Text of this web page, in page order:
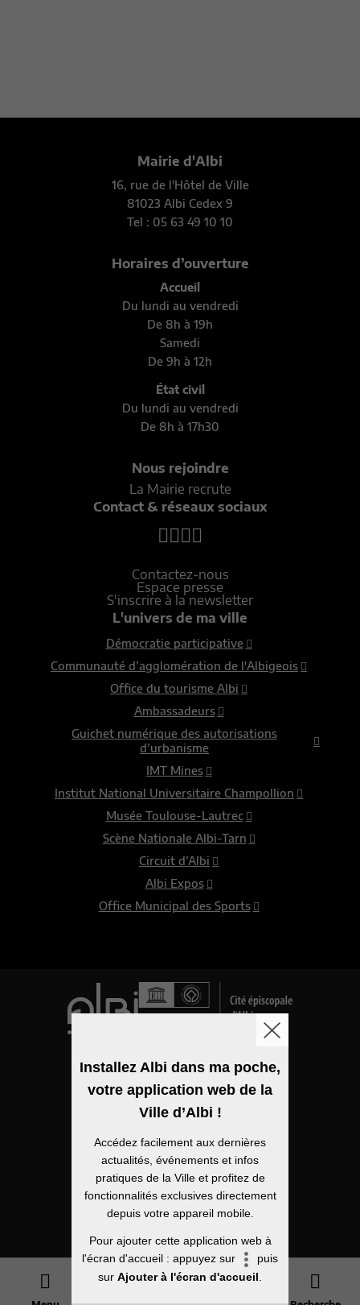
Mairie d'Albi
16, rue de l'Hôtel de Ville
81023 Albi Cedex 9
Tel : 05 63 49 10 10
Horaires d’ouverture
Accueil
Du lundi au vendredi
De 8h à 19h
Samedi
De 9h à 12h
État civil
Du lundi au vendredi
De 8h à 17h30
Nous rejoindre
La Mairie recrute
Contact & réseaux sociaux
Contactez-nous
Espace presse
S'inscrire à la newsletter
L'univers de ma ville
Démocratie participative
Communauté d’agglomération de l'Albigeois
Office du tourisme Albi
Ambassadeurs
Guichet numérique des autorisations
d’urbanisme
IMT Mines
Institut National Universitaire Champollion
Musée Toulouse-Lautrec
Scène Nationale Albi-Tarn
Circuit d’Albi
Albi Expos
Office Municipal des Sports
Mentions légales
Politique de confidentialité
Plan du site
Installez Albi dans ma poche,
votre application web de la
Ville d’Albi !
Accédez facilement aux dernières
actualités, événements et infos
pratiques de la Ville et profitez de
fonctionnalités exclusives directement
depuis votre appareil mobile.
Pour ajouter cette application web à
l'écran d'accueil : appuyez sur
puis
sur Ajouter à l'écran d'accueil